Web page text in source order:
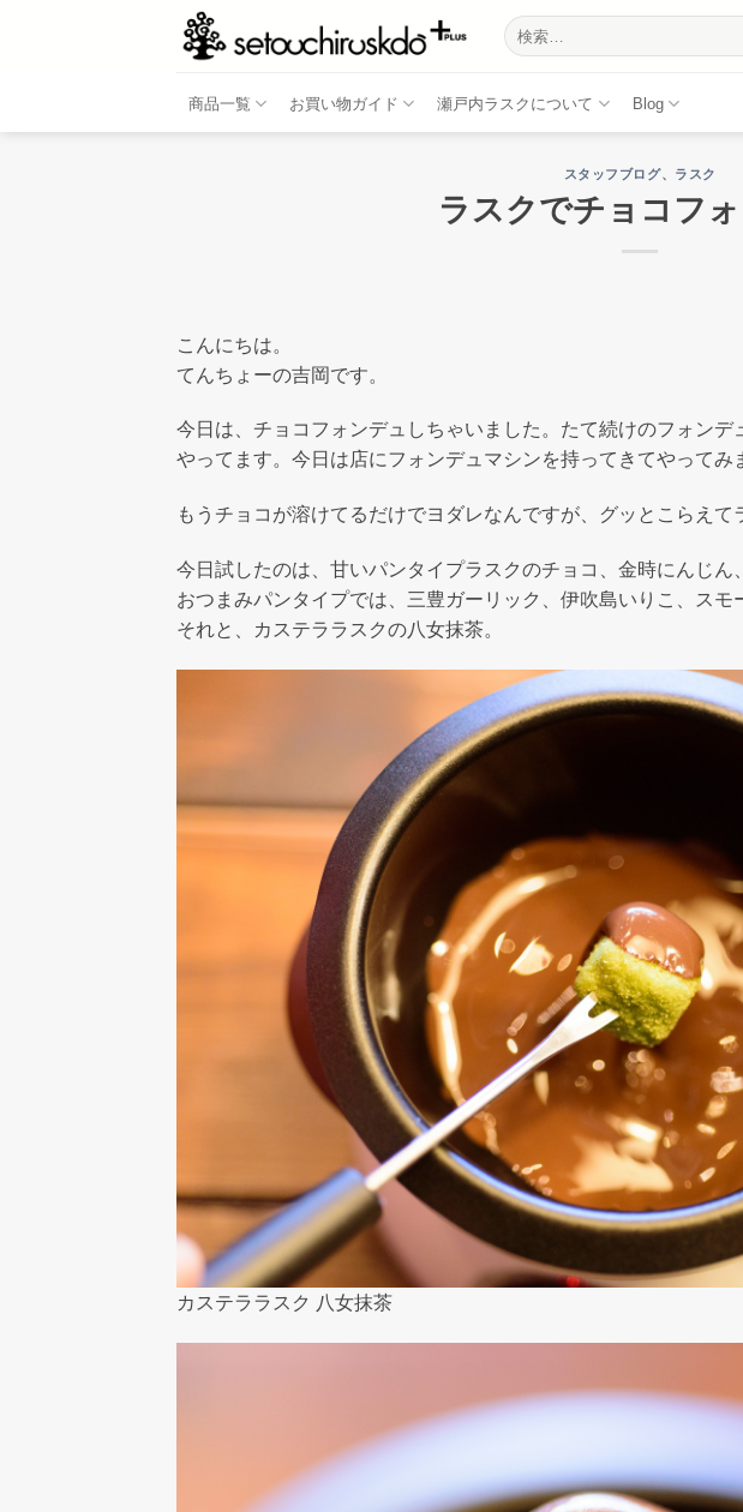
検
索
商品一覧 お買い物ガイド 瀬戸内ラスクについて Blog
スタッフブログ、 ラスク
ラスクでチョコフ
こんにちは。
てんちょーの吉岡です。
今日は、チョコフォンデュしちゃいました。たて続けのフォン
やってます。今日は店にフォンデュマシンを持ってきてやってみ
もうチョコが溶けてるだけでヨダレなんですが、グッとこらえて
今日試したのは、甘いパンタイプラスクのチョコ、金時にんじん
おつまみパンタイプでは、三豊ガーリック、伊吹島いりこ、スモ
それと、カステララスクの八女抹茶。
カステララスク 八女抹茶